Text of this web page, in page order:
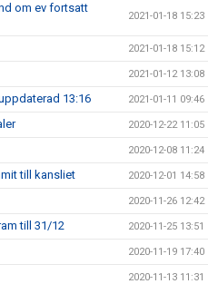
om ev fortsatt
2021-01-18 15:23
2021-01-18 15:12
2021-01-12 13:08
13:16 2021-01-11 09:46
2020-12-22 11:05
2020-12-08 11:24
till kansliet 2020-12-01 14:58
2020-11-26 12:42
till 31/12 2020-11-25 13:51
2020-11-19 17:40
2020-11-13 11:31